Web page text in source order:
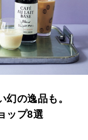
幻の逸品も。
ップ8選